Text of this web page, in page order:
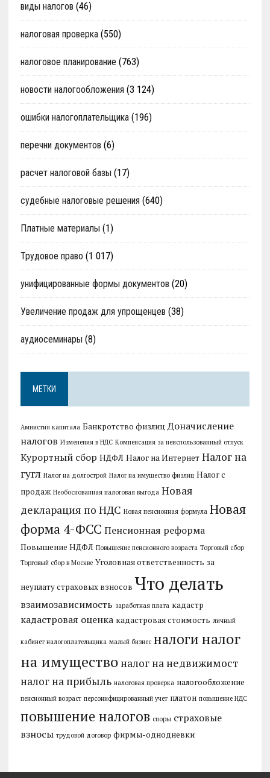
виды налогов (46)
налоговая проверка(550)
налоговое планирование (763)
новости налогообложения (3 124)
ошибки налогоплательщика(196)
перечни документов (6)
расчет налоговой базы (17)
судебные налоговые решения (640)
Платные материалы (1)
Трудовое право (1 017)
унифицированные формы документов (20)
Увеличение продаж для упрощенцев (38)
аудиосеминары (8)
МЕТКИ
Амнистия капитала Банкротство физлиц Доначисление
налогов Изменения в НДС Компенсация за неиспользованный отпуск
Курортный сбор НДФЛ Налог на Интернет Налог на
гугл Налог на долгострой Налог на имущество физлиц Налог с
продаж Необоснованная налоговая выгода Новая
декларация по НДС Новая пенсионная формула Новая
форма 4-ФСС Пенсионная реформа
Повышение НДФЛ Повышение пенсионного возраста Торговый сбор
Торговый сбор в Москве Уголовная ответственность за
неуплату страховых взносов Что делать
взаимозависимость заработная плата кадастр
кадастровая оценка кадастровая стоимость личный
кабинет налогоплательщика малый бизнес налоги налог
на имущество налог на недвижимост
налог на прибыль налоговая проверка налогообложение
пенсионный возраст персонифицированный учет платон повышение НДС
повышение налогов споры страховые
взносы трудовой договор фирмы-однодневки